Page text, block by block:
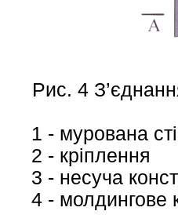
Рис. 4
1 - мурована
2 - кріплення
3 - несуча
4 - молдингове